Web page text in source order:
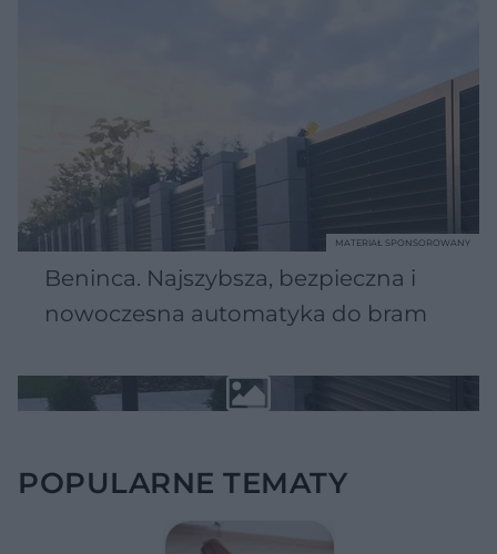
Beninca. Najszybsza, bezpieczna i
nowoczesna automatyka do bram
MATERIAŁ SPONSOROWANY
POPULARNE TEMATY